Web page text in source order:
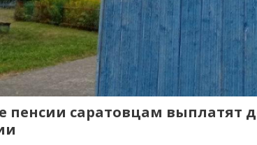
пенсии саратовцам выплатят